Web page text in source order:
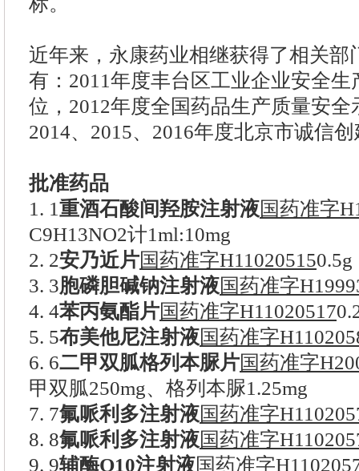
近年来，永康药业相继获得了相关部
有：2011年度丰台区工业企业安全
位，2012年度全国药品生产质量安全
2014、2015、2016年度北京市诚信
批准药品
1. 1重酒石酸间羟胺注射液国药准字
C9H13NO2计1ml:10mg
2. 2安乃近片国药准字H110205150.5g
3. 3胞磷胆碱钠注射液国药准字
4. 4苯丙氨酯片国药准字H11020517
5. 5布美他尼注射液国药准字
6. 6二甲双胍格列本脲片国药准字
甲双胍250mg、格列本脲1.25mg
7. 7氟哌利多注射液国药准字
8. 8氟哌利多注射液国药准字
9. 9辅酶Q10注射液国药准字